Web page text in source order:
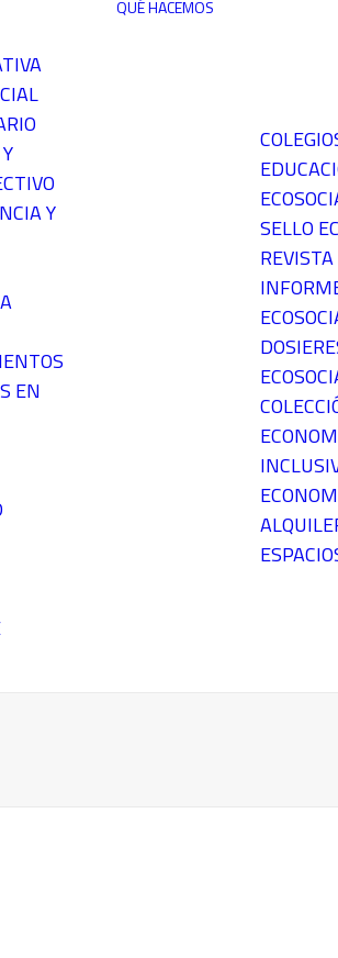
Y
EN
QUÉ HACEMOS
SELLO